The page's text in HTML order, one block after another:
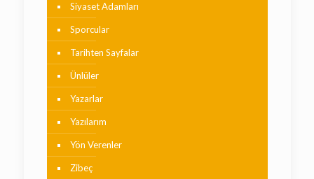
Siyaset Adamları
Sporcular
Tarihten Sayfalar
Ünlüler
Yazarlar
Yazılarım
Yön Verenler
Zibeç